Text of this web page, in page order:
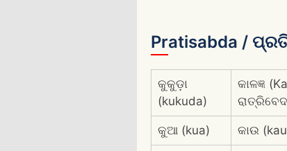
Pratisabda /
କୁକୁଡ଼ା
(kukuda)
କାଳଜ୍ଞ
କୁଆ (kua) କାଉ